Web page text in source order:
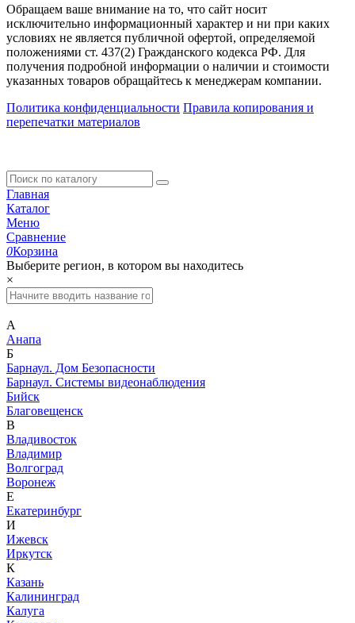
Обращаем ваше внимание на то, что сайт носит
исключительно информационный характер и ни при каких
условиях не является публичной офертой, определяемой
положениями ст. 437(2) Гражданского кодекса РФ. Для
получения подробной информации о наличии и стоимости
указанных товаров обращайтесь к менеджерам компании.
Политика конфиденциальности Правила копирования и
перепечатки материалов
Главная
Каталог
Меню
Сравнение
0Корзина
Выберите регион, в котором вы находитесь
×
А
Анапа
Б
Барнаул. Дом Безопасности
Барнаул. Системы видеонаблюдения
Бийск
Благовещенск
В
Владивосток
Владимир
Волгоград
Воронеж
Е
Екатеринбург
И
Ижевск
Иркутск
К
Казань
Калининград
Калуга